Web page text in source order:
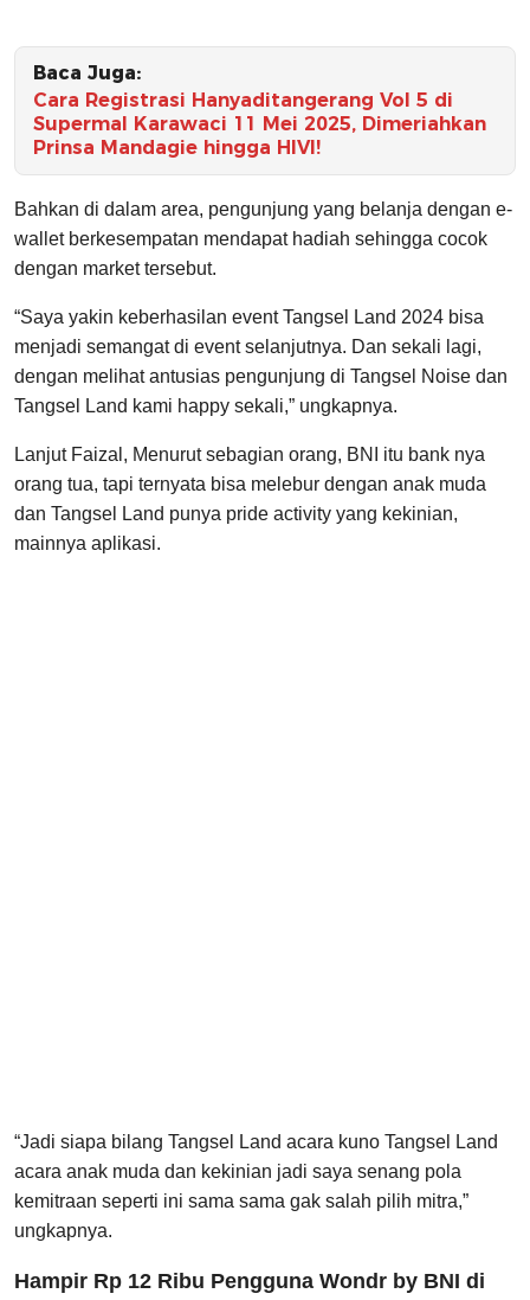
Baca Juga:
Cara Registrasi Hanyaditangerang Vol 5 di
Supermal Karawaci 11 Mei 2025, Dimeriahkan
Prinsa Mandagie hingga HIVI!
Bahkan di dalam area, pengunjung yang belanja dengan e-
wallet berkesempatan mendapat hadiah sehingga cocok
dengan market tersebut.
“Saya yakin keberhasilan event Tangsel Land 2024 bisa
menjadi semangat di event selanjutnya. Dan sekali lagi,
dengan melihat antusias pengunjung di Tangsel Noise dan
Tangsel Land kami happy sekali,” ungkapnya.
Lanjut Faizal, Menurut sebagian orang, BNI itu bank nya
orang tua, tapi ternyata bisa melebur dengan anak muda
dan Tangsel Land punya pride activity yang kekinian,
mainnya aplikasi.
“Jadi siapa bilang Tangsel Land acara kuno Tangsel Land
acara anak muda dan kekinian jadi saya senang pola
kemitraan seperti ini sama sama gak salah pilih mitra,”
ungkapnya.
Hampir Rp 12 Ribu Pengguna Wondr by BNI di